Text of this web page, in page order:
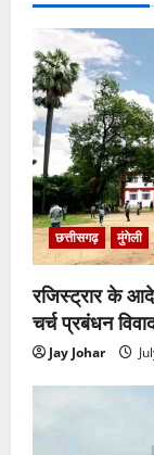
छत्तीसगढ़ मुंगेली
रजिस्ट्रार के
चर्च प्रबंधन
Jay Johar